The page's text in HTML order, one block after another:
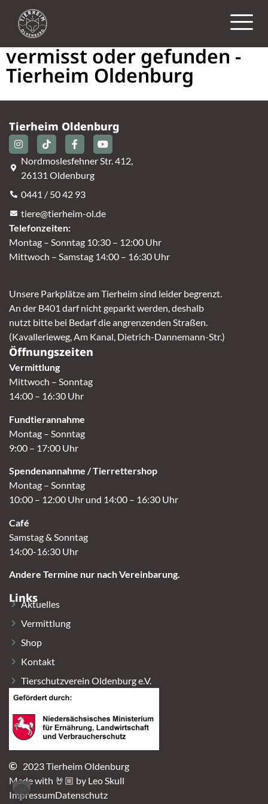
vermisst oder gefunden -
Tierheim Oldenburg
Tierheim Oldenburg
Nordmoslesfehner Str. 412,
26131 Oldenburg
0441 / 50 42 93
tiere@tierheim-ol.de
Telefonzeiten:
Montag – Sonntag 10:30 – 12:00 Uhr
Mittwoch – Samstag 14:00 – 16:30 Uhr
Unsere Parkplätze am Tierheim sind leider begrenzt.
An der B401 darf nicht geparkt werden, deshalb
nutzt bitte bei Bedarf die angrenzenden Straßen.
(Kavallerieweg, Am Kanal, Dietrich-Dannemann-Str.)
Öffnungszeiten
Vermittlung
Mittwoch – Sonntag
14:00 – 16:30 Uhr
Fundtierannahme
Montag – Sonntag
9:00 – 17:00 Uhr
Spendenannahme / Tierrettershop
Montag – Sonntag
10:00 – 12:00 Uhr und 14:00 – 16:30 Uhr
Café
Samstag & Sonntag
14:00-16:30 Uhr
Andere Termine nur nach Vereinbarung.
Links
Aktuelles
Vermittlung
Shop
Kontakt
Tierschutzverein Oldenburg e.V.
2023 Tierheim Oldenburg
Made with 🤘🏼 by Leo Skull
ImpressumDatenschutz